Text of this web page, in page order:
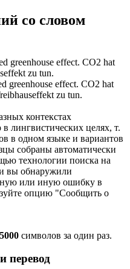
со словом
greenhouse effect. CO2 hat
zu tun.
greenhouse effect. CO2 hat
zu tun.
контекстах
лингвистических целях, т.
в одном языке и вариантов
собраны автоматически
технологии поиска на
вы обнаружили
или иную ошибку в
опцию "Сообщить о
5000 символов за один раз.
перевод